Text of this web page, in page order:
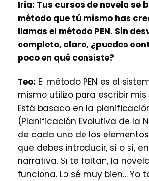
Iria: Tus cursos de novela se
método que tú mismo has
llamas el método PEN. Sin
completo, claro, ¿puedes
poco en qué consiste?
Teo: El método PEN es el
mismo utilizo para escribir mis
Está basado en la
(Planificación Evolutiva de la
de cada uno de los
que debes introducir, sí o sí,
narrativa. Si te faltan, la
funciona. Lo sé muy bien… Yo